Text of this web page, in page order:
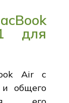
для
Air с
общего